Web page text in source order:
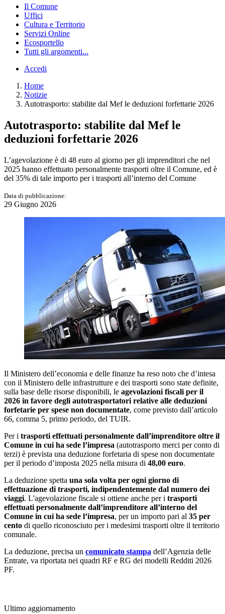
Il Comune
Uffici
Cultura e Territorio
Servizi Online
Ecosportello
Tutti gli argomenti...
Accedi
Home
Notizie
Autotrasporto: stabilite dal Mef le deduzioni forfettarie 2026
Autotrasporto: stabilite dal Mef le
deduzioni forfettarie 2026
L’agevolazione è di 48 euro al giorno per gli imprenditori che nel
2025 hanno effettuato personalmente trasporti oltre il Comune, ed è
del 35% di tale importo per i trasporti all’interno del Comune
Data di pubblicazione:
29 Giugno 2026
Il Ministero dell’economia e delle finanze ha reso noto che d’intesa
con il Ministero delle infrastrutture e dei trasporti sono state definite,
sulla base delle risorse disponibili, le agevolazioni fiscali per il
2026 in favore degli autotrasportatori relative alle deduzioni
forfetarie per spese non documentate, come previsto dall’articolo
66, comma 5, primo periodo, del TUIR.
Per i trasporti effettuati personalmente dall’imprenditore oltre il
Comune in cui ha sede l’impresa (autotrasporto merci per conto di
terzi) è prevista una deduzione forfetaria di spese non documentate
per il periodo d’imposta 2025 nella misura di 48,00 euro.
La deduzione spetta una sola volta per ogni giorno di
effettuazione di trasporti, indipendentemente dal numero dei
viaggi. L'agevolazione fiscale si ottiene anche per i trasporti
effettuati personalmente dall’imprenditore all’interno del
Comune in cui ha sede l’impresa, per un importo pari al 35 per
cento di quello riconosciuto per i medesimi trasporti oltre il territorio
comunale.
La deduzione, precisa un comunicato stampa dell’Agenzia delle
Entrate, va riportata nei quadri RF e RG dei modelli Redditi 2026
PF.
Ultimo aggiornamento